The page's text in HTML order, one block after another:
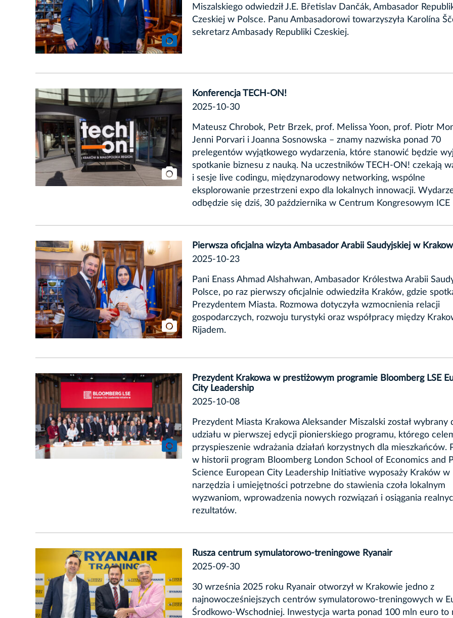
Miszalskiego odwiedził J.E. Břetislav Dančák, Ambasador
Czeskiej w Polsce. Panu Ambasadorowi towarzyszyła Karolína
sekretarz Ambasady Republiki Czeskiej.
Konferencja TECH-ON!
2025-10-30
Mateusz Chrobok, Petr Brzek, prof. Melissa Yoon, prof. Piotr
Jenni Porvari i Joanna Sosnowska – znamy nazwiska ponad 70
prelegentów wyjątkowego wydarzenia, które stanowić będzie
spotkanie biznesu z nauką. Na uczestników TECH-ON! czekają
i sesje live codingu, międzynarodowy networking, wspólne
eksplorowanie przestrzeni expo dla lokalnych innowacji.
odbędzie się dziś, 30 października w Centrum Kongresowym ICE
Pierwsza oficjalna wizyta Ambasador Arabii Saudyjskiej w
2025-10-23
Pani Enass Ahmad Alshahwan, Ambasador Królestwa Arabii
Polsce, po raz pierwszy oficjalnie odwiedziła Kraków, gdzie
Prezydentem Miasta. Rozmowa dotyczyła wzmocnienia relacji
gospodarczych, rozwoju turystyki oraz współpracy między
Rijadem.
Prezydent Krakowa w prestiżowym programie Bloomberg LSE
City Leadership
2025-10-08
Prezydent Miasta Krakowa Aleksander Miszalski został wybrany
udziału w pierwszej edycji pionierskiego programu, którego
przyspieszenie wdrażania działań korzystnych dla mieszkańców.
w historii program Bloomberg London School of Economics and
Science European City Leadership Initiative wyposaży Kraków w
narzędzia i umiejętności potrzebne do stawienia czoła lokalnym
wyzwaniom, wprowadzenia nowych rozwiązań i osiągania
rezultatów.
Rusza centrum symulatorowo-treningowe Ryanair
2025-09-30
30 września 2025 roku Ryanair otworzył w Krakowie jedno z
najnowocześniejszych centrów symulatorowo-treningowych w
Środkowo-Wschodniej. Inwestycja warta ponad 100 mln euro to